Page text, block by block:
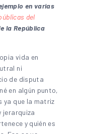
en varias
del
la República
vida en
ni
de disputa
en algún punto,
ya que la matriz
jerarquiza
y quién es